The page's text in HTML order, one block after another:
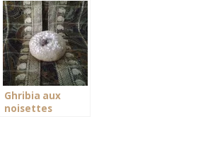
Ghribia aux
noisettes